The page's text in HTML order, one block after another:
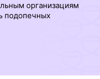
организациям
подопечных